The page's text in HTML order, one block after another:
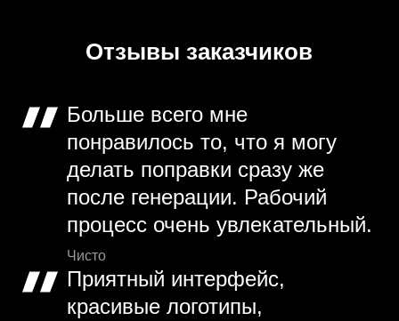
Отзывы заказчиков
Больше всего мне
понравилось то, что я могу
делать поправки сразу же
после генерации. Рабочий
процесс очень увлекательный.
Чисто
Приятный интерфейс,
красивые логотипы,